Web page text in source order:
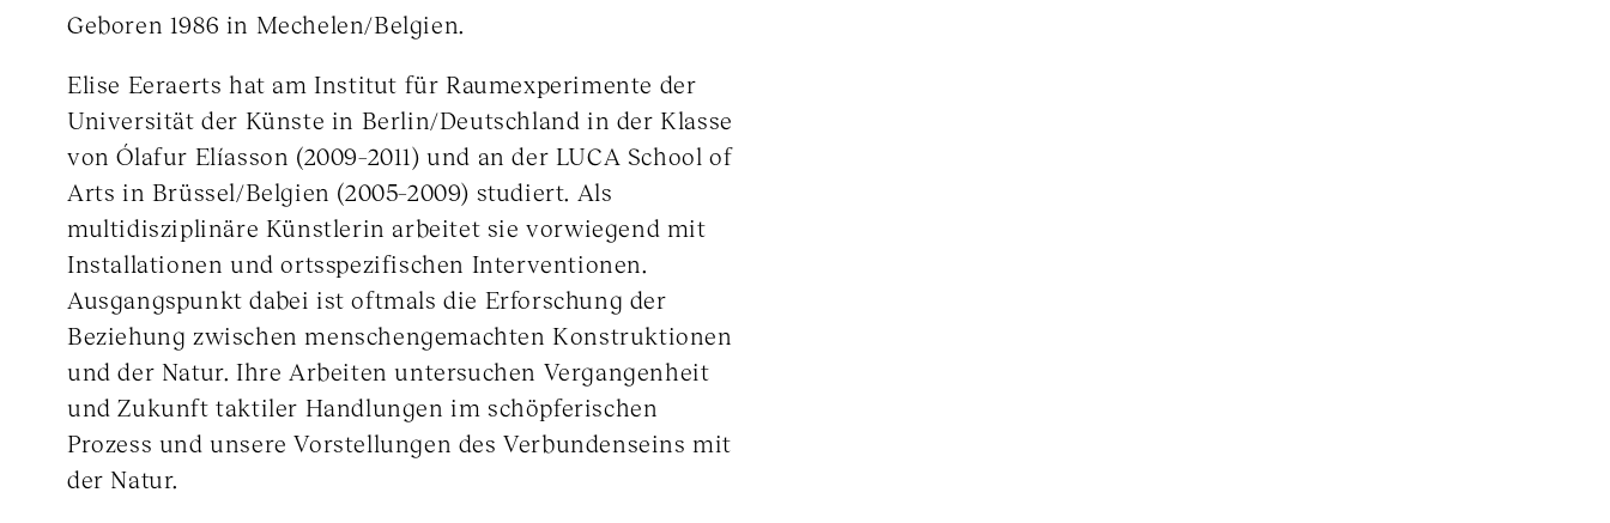
Geboren 1986 in Mechelen/Belgien.
Elise Eeraerts hat am Institut für Raumexperimente der
Universität der Künste in Berlin/Deutschland in der Klasse
von Ólafur Elíasson (2009–2011) und an der LUCA School of
Arts in Brüssel/Belgien (2005–2009) studiert. Als
multidisziplinäre Künstlerin arbeitet sie vorwiegend mit
Installationen und ortsspezifischen Interventionen.
Ausgangspunkt dabei ist oftmals die Erforschung der
Beziehung zwischen menschengemachten Konstruktionen
und der Natur. Ihre Arbeiten untersuchen Vergangenheit
und Zukunft taktiler Handlungen im schöpferischen
Prozess und unsere Vorstellungen des Verbundenseins mit
der Natur.